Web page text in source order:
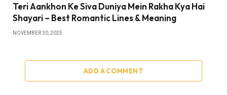
Teri Aankhon Ke Siva Duniya Mein Rakha Kya Hai
Shayari – Best Romantic Lines & Meaning
NOVEMBER 30, 2025
ADD A COMMENT